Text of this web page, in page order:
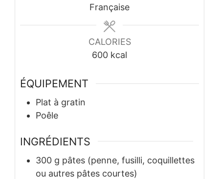
Française
CALORIES
600 kcal
ÉQUIPEMENT
Plat à gratin
Poêle
INGRÉDIENTS
300 g pâtes (penne, fusilli, coquillettes
ou autres pâtes courtes)